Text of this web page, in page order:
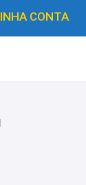
CONTA